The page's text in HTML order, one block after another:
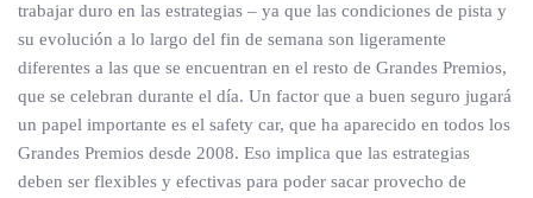
trabajar duro en las estrategias – ya que las condiciones de pista y
su evolución a lo largo del fin de semana son ligeramente
diferentes a las que se encuentran en el resto de Grandes Premios,
que se celebran durante el día. Un factor que a buen seguro jugará
un papel importante es el safety car, que ha aparecido en todos los
Grandes Premios desde 2008. Eso implica que las estrategias
deben ser flexibles y efectivas para poder sacar provecho de